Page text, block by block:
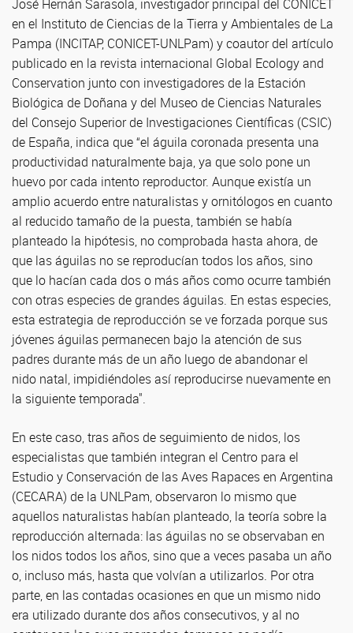
José Hernán Sarasola, investigador principal del CONICET
en el Instituto de Ciencias de la Tierra y Ambientales de La
Pampa (INCITAP, CONICET-UNLPam) y coautor del artículo
publicado en la revista internacional Global Ecology and
Conservation junto con investigadores de la Estación
Biológica de Doñana y del Museo de Ciencias Naturales
del Consejo Superior de Investigaciones Científicas (CSIC)
de España, indica que “el águila coronada presenta una
productividad naturalmente baja, ya que solo pone un
huevo por cada intento reproductor. Aunque existía un
amplio acuerdo entre naturalistas y ornitólogos en cuanto
al reducido tamaño de la puesta, también se había
planteado la hipótesis, no comprobada hasta ahora, de
que las águilas no se reproducían todos los años, sino
que lo hacían cada dos o más años como ocurre también
con otras especies de grandes águilas. En estas especies,
esta estrategia de reproducción se ve forzada porque sus
jóvenes águilas permanecen bajo la atención de sus
padres durante más de un año luego de abandonar el
nido natal, impidiéndoles así reproducirse nuevamente en
la siguiente temporada".
En este caso, tras años de seguimiento de nidos, los
especialistas que también integran el Centro para el
Estudio y Conservación de las Aves Rapaces en Argentina
(CECARA) de la UNLPam, observaron lo mismo que
aquellos naturalistas habían planteado, la teoría sobre la
reproducción alternada: las águilas no se observaban en
los nidos todos los años, sino que a veces pasaba un año
o, incluso más, hasta que volvían a utilizarlos. Por otra
parte, en las contadas ocasiones en que un mismo nido
era utilizado durante dos años consecutivos, y al no